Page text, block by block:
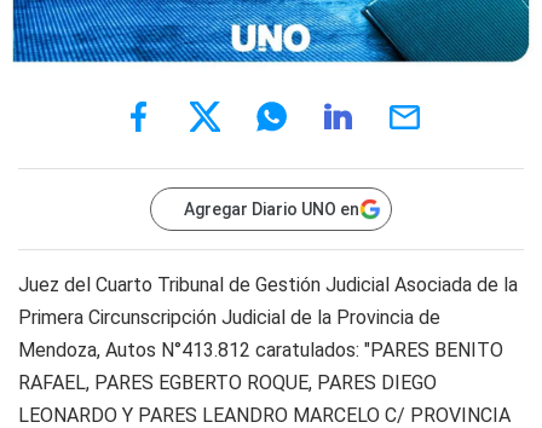
Agregar Diario UNO en
Juez del Cuarto Tribunal de Gestión Judicial Asociada de la
Primera Circunscripción Judicial de la Provincia de
Mendoza, Autos N°413.812 caratulados: "PARES BENITO
RAFAEL, PARES EGBERTO ROQUE, PARES DIEGO
LEONARDO Y PARES LEANDRO MARCELO C/ PROVINCIA